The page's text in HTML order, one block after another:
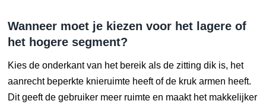
Wanneer moet je kiezen voor het lagere of
het hogere segment?
Kies de onderkant van het bereik als de zitting dik is, het
aanrecht beperkte knieruimte heeft of de kruk armen heeft.
Dit geeft de gebruiker meer ruimte en maakt het makkelijker